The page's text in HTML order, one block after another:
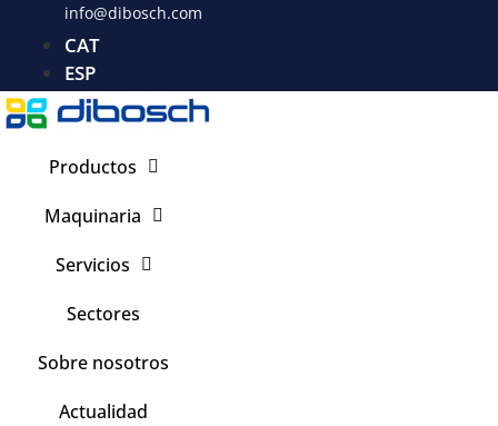
info@dibosch.com
CAT
ESP
Productos
Maquinaria
Servicios
Sectores
Sobre nosotros
Actualidad